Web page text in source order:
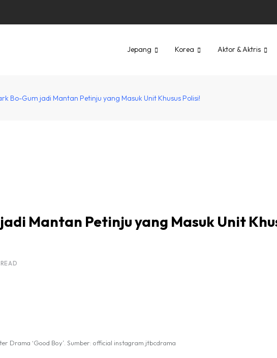
Jepang Korea Aktor & Aktris
Bo-Gum jadi Mantan Petinju yang Masuk Unit Khusus Polisi!
Mantan Petinju yang Masuk Unit
Drama ‘Good Boy’. Sumber: official instagram jtbcdrama